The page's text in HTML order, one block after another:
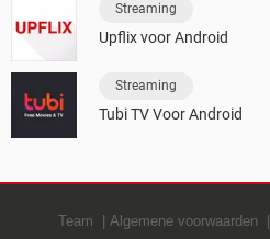
Streaming
Upflix voor Android
Streaming
Tubi TV Voor Android
Team Algemene voorwaarden